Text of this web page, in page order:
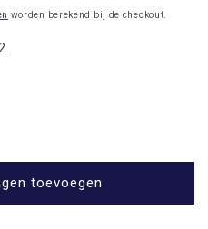
worden berekend bij de checkout.
toevoegen